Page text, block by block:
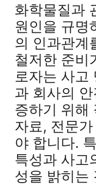
화학물질과
원인을 규명
의 인과관계
철저한 준비
로자는 사고
과 회사의
증하기 위해
자료, 전문
야 합니다.
특성과 사고
성을 밝히는